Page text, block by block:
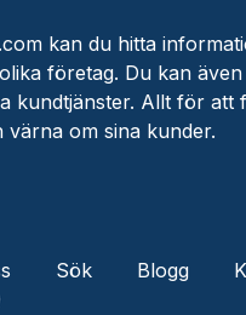
kan du hitta
företag. Du kan
kundtjänster. Allt för att
om sina kunder.
Sök Blogg